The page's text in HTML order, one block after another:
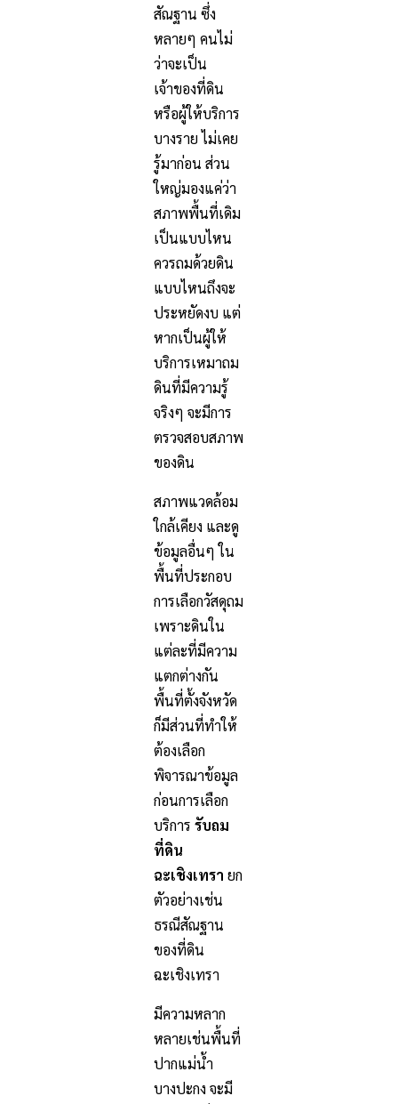
สัณฐาน ซึ่ง
หลายๆ คนไม่
ว่าจะเป็น
เจ้าของที่ดิน
หรือผู้ให้บริการ
บางราย ไม่เคย
รู้มาก่อน ส่วน
ใหญ่มองแค่ว่า
สภาพพื้นที่เดิม
เป็นแบบไหน
ควรถมด้วยดิน
แบบไหนถึงจะ
ประหยัดงบ แต่
หากเป็นผู้ให้
บริการเหมาถม
ดินที่มีความรู้
จริงๆ จะมีการ
ตรวจสอบสภาพ
ของดิน
สภาพแวดล้อม
ใกล้เคียง และดู
ข้อมูลอื่นๆ ใน
พื้นที่ประกอบ
การเลือกวัสดุถม
เพราะดินใน
แต่ละที่มีความ
แตกต่างกัน
พื้นที่ตั้งจังหวัด
ก็มีส่วนที่ทำให้
ต้องเลือก
พิจารณาข้อมูล
ก่อนการเลือก
บริการ รับถม
ที่ดิน
ฉะเชิงเทรา ยก
ตัวอย่างเช่น
ธรณีสัณฐาน
ของที่ดิน
ฉะเชิงเทรา
มีความหลาก
หลายเช่นพื้นที่
ปากแม่น้ำ
บางปะกง จะมี